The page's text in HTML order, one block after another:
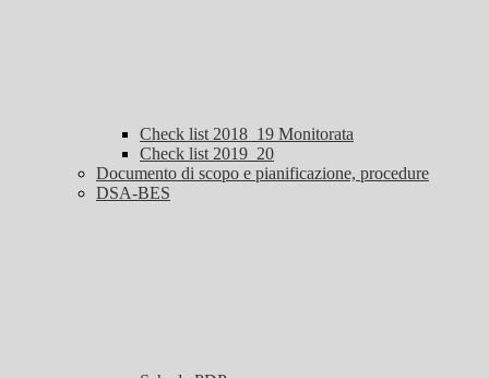
Check list 2018_19 Monitorata
Check list 2019_20
Documento di scopo e pianificazione, procedure
DSA-BES